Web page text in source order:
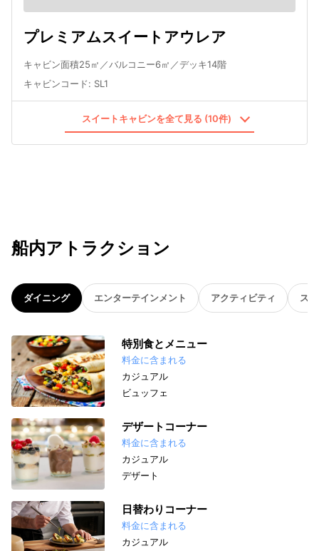
プレミアムスイートアウレア
キャビン面積25㎡／バルコニー6㎡／デッキ14階
キャビンコード: SL1
スイートキャビンを全て見る (10件)
船内アトラクション
ダイニング エンターテインメント アクティビティ ス
特別食とメニュー
料金に含まれる
カジュアル
ビュッフェ
デザートコーナー
料金に含まれる
カジュアル
デザート
日替わりコーナー
料金に含まれる
カジュアル